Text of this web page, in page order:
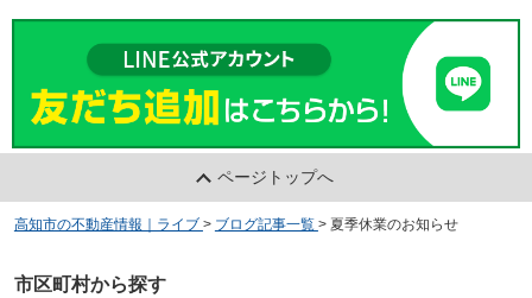
ページトップへ
高知市の不動産情報｜ライブ > ブログ記事一覧 > 夏季休業のお知らせ
市区町村から探す